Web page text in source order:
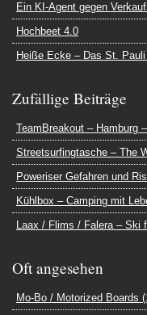
Ein KI-Agent gegen
Hochbeet 4.0
Heiße Ecke – Das St.
Zufällige Beiträge
TeamBreakout – Hamburg
Streetsurfingtasche – The
Poweriser Gefahren und
Kühlbox – Camping mit
Laax / Flims / Falera – Ski
Oft angesehen
Mo-Bo / Motorized Boards